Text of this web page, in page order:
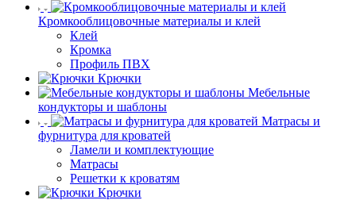
Кромкооблицовочные материалы и клей
Клей
Кромка
Профиль ПВХ
Крючки
Мебельные
кондукторы и шаблоны
Матрасы и
фурнитура для кроватей
Ламели и комплектующие
Матрасы
Решетки к кроватям
Крючки